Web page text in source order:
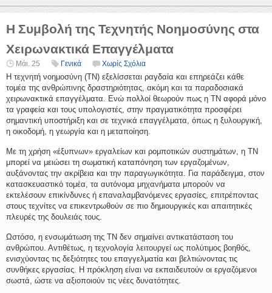
Η Συμβολή της Τεχνητής Νοημοσύνης στα
Χειρωνακτικά Επαγγέλματα
Μάι. 25 Γενικά Χωρίς Σχόλια
Η τεχνητή νοημοσύνη (ΤΝ) εξελίσσεται ραγδαία και επηρεάζει κάθε
τομέα της ανθρώπινης δραστηριότητας, ακόμη και τα παραδοσιακά
χειρωνακτικά επαγγέλματα. Ενώ πολλοί θεωρούν πως η ΤΝ αφορά μόνο
τα γραφεία και τους υπολογιστές, στην πραγματικότητα προσφέρει
σημαντική υποστήριξη και σε τεχνικά επαγγέλματα, όπως η ξυλουργική,
η οικοδομή, η γεωργία και η μεταποίηση.
Με τη χρήση «έξυπνων» εργαλείων και ρομποτικών συστημάτων, η ΤΝ
μπορεί να μειώσει τη σωματική καταπόνηση των εργαζομένων,
αυξάνοντας την ακρίβεια και την παραγωγικότητα. Για παράδειγμα, στον
κατασκευαστικό τομέα, τα αυτόνομα μηχανήματα μπορούν να
εκτελέσουν επικίνδυνες ή επαναλαμβανόμενες εργασίες, επιτρέποντας
στους τεχνίτες να επικεντρωθούν σε πιο δημιουργικές και απαιτητικές
πλευρές της δουλειάς τους.
Ωστόσο, η ενσωμάτωση της ΤΝ δεν σημαίνει αντικατάσταση του
ανθρώπου. Αντιθέτως, η τεχνολογία λειτουργεί ως πολύτιμος βοηθός,
ενισχύοντας τις δεξιότητες του επαγγελματία και βελτιώνοντας τις
συνθήκες εργασίας. Η πρόκληση είναι να εκπαιδευτούν οι εργαζόμενοι
σωστά, ώστε να αξιοποιούν τις νέες δυνατότητες.